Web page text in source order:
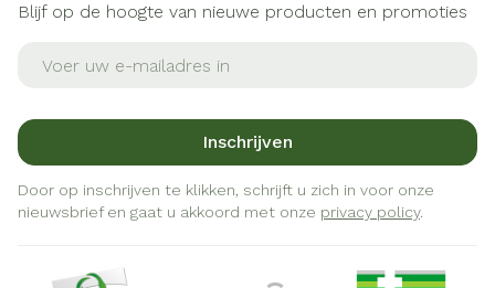
Blijf op de hoogte van nieuwe producten en promoties
Inschrijven
Door op inschrijven te klikken, schrijft u zich in voor onze
nieuwsbrief en gaat u akkoord met onze privacy policy.